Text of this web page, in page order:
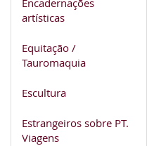
artísticas
Equitação /
Tauromaquia
Escultura
Estrangeiros sobre PT.
Viagens